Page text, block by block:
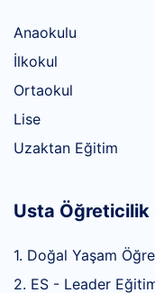
Anaokulu
İlkokul
Ortaokul
Lise
Uzaktan Eğitim
Usta Öğreticilik
1. Doğal Yaşam
2. ES - Leader